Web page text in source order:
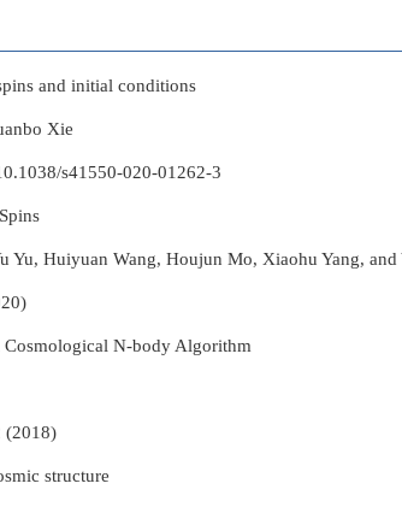
and initial conditions
Xie
s41550-020-01262-3
Yu, Huiyuan Wang, Houjun Mo, Xiaohu Yang, and
N-body Algorithm
(2018)
structure